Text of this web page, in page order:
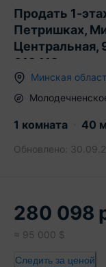
Продать 1-
Петришках,
Центральная,
619419
Минская
1 комната 40
Обновлено:
280 098
≈ 95 000 $
Следить за ценой